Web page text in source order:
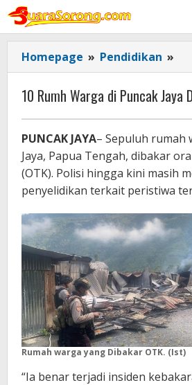
Lewati
konten
Homepage » Pendidikan »
di
10 Rumh Warga di Puncak Jaya
PUNCAK JAYA– Sepuluh rumah
Jaya, Papua Tengah, dibakar
(OTK). Polisi hingga kini masih
penyelidikan terkait peristiwa
Rumah warga yang Dibakar OTK. (Ist)
“Ia benar terjadi insiden